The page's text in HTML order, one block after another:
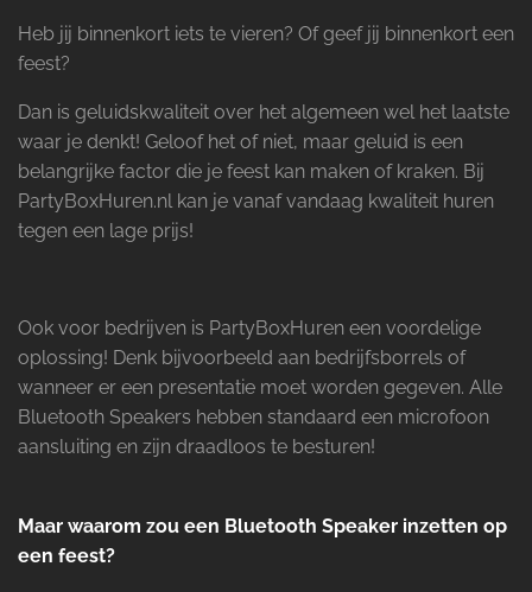
Heb jij binnenkort iets te vieren? Of geef jij binnenkort een
feest?
Dan is geluidskwaliteit over het algemeen wel het laatste
waar je denkt! Geloof het of niet, maar geluid is een
belangrijke factor die je feest kan maken of kraken. Bij
PartyBoxHuren.nl kan je vanaf vandaag kwaliteit huren
tegen een lage prijs!
Ook voor bedrijven is PartyBoxHuren een voordelige
oplossing! Denk bijvoorbeeld aan bedrijfsborrels of
wanneer er een presentatie moet worden gegeven. Alle
Bluetooth Speakers hebben standaard een microfoon
aansluiting en zijn draadloos te besturen!
Maar waarom zou een Bluetooth Speaker inzetten op
een feest?